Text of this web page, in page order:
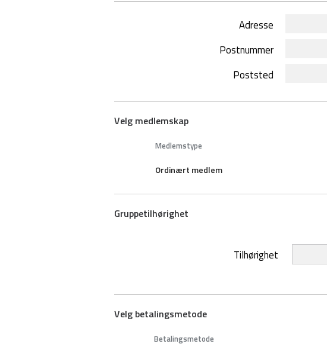
Adresse
Postnummer
Poststed
Velg medlemskap
Medlemstype
Ordinært medlem
Gruppetilhørighet
Tilhørighet
Velg betalingsmetode
Betalingsmetode